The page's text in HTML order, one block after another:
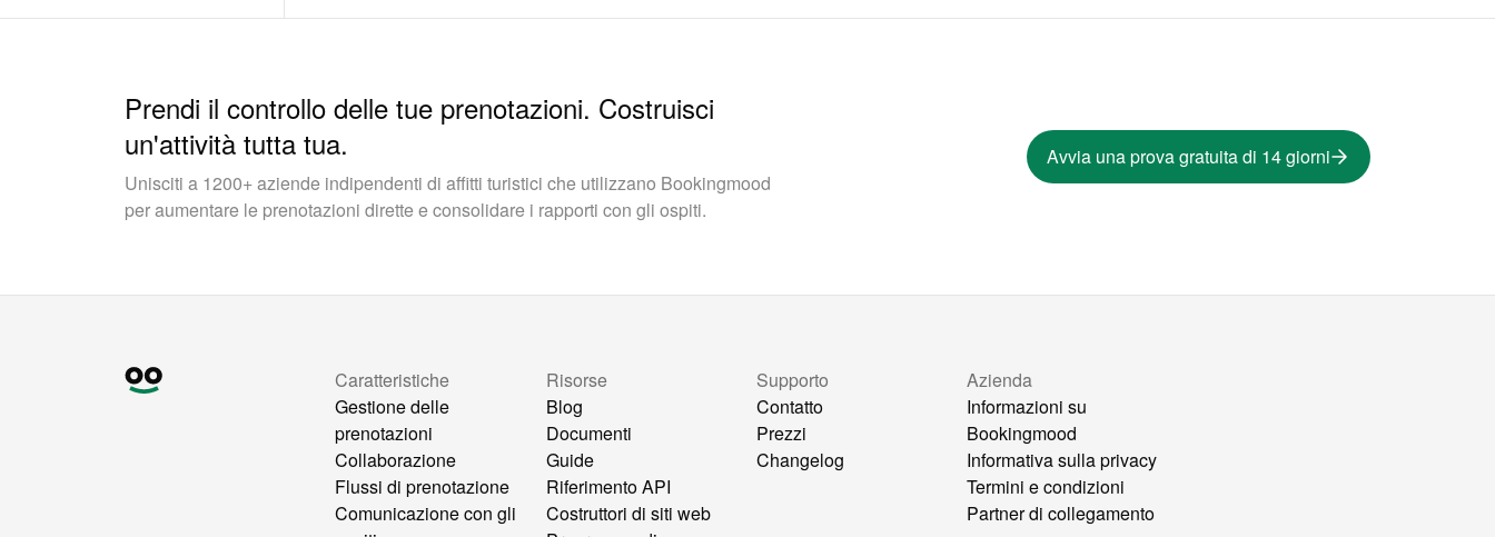
Prendi il controllo delle tue prenotazioni. Costruisci
un'attività tutta tua.
Unisciti a 1200+ aziende indipendenti di affitti turistici che utilizzano Bookingmood
per aumentare le prenotazioni dirette e consolidare i rapporti con gli ospiti.
Avvia una prova gratuita di 14 giorni
Caratteristiche
Gestione delle
prenotazioni
Collaborazione
Flussi di prenotazione
Comunicazione con gli
Risorse
Blog
Documenti
Guide
Riferimento API
Costruttori di siti web
Supporto
Contatto
Prezzi
Changelog
Azienda
Informazioni su
Bookingmood
Informativa sulla privacy
Termini e condizioni
Partner di collegamento